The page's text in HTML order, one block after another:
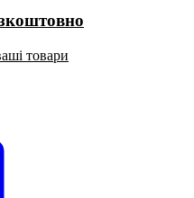
товари